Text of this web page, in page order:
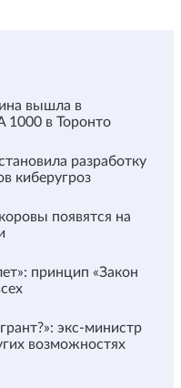
вышла в
1000 в Торонто
разработку
киберугроз
появятся на
принцип «Закон
экс-министр
возможностях